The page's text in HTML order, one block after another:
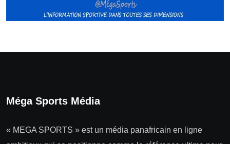
Méga Sports Média
« MEGA SPORTS » est un média panafricain en ligne